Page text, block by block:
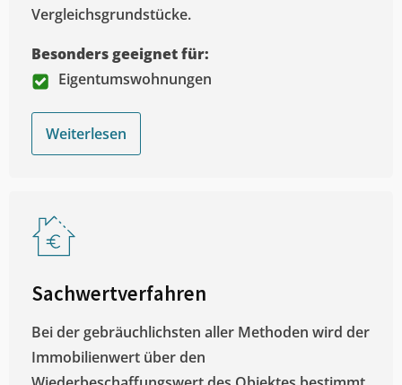
Vergleichsgrundstücke.
Besonders geeignet für:
Eigentumswohnungen
Weiterlesen
Sachwertverfahren
Bei der gebräuchlichsten aller Methoden wird der
Immobilienwert über den